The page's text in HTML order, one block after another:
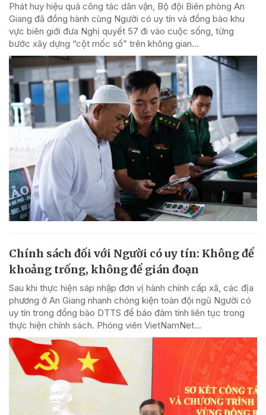
Phát huy hiệu quả công tác dân vận, Bộ đội Biên phòng An
Giang đã đồng hành cùng Người có uy tín và đồng bào khu
vực biên giới đưa Nghị quyết 57 đi vào cuộc sống, từng
bước xây dựng “cột mốc số” trên không gian...
Chính sách đối với Người có uy tín: Không để
khoảng trống, không để gián đoạn
Sau khi thực hiện sáp nhập đơn vị hành chính cấp xã, các địa
phương ở An Giang nhanh chóng kiện toàn đội ngũ Người có
uy tín trong đồng bào DTTS để bảo đảm tính liên tục trong
thực hiện chính sách. Phóng viên VietNamNet...